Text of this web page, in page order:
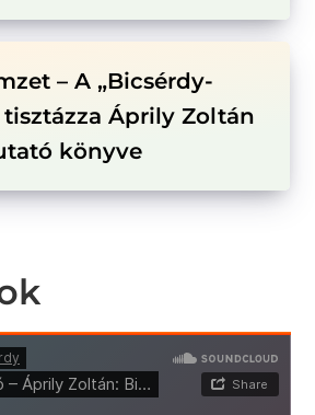
– A „Bicsérdy-
tisztázza Áprily Zoltán
könyve